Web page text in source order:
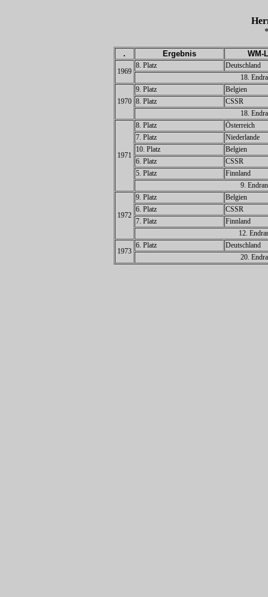
. Ergebnis WM-
1969
8. Platz
Deutschland
18.
1970
9. Platz
Belgien
8. Platz
CSSR
18.
1971
8. Platz
Österreich
7. Platz
Niederlande
10. Platz
Belgien
6. Platz
CSSR
5. Platz
Finnland
9.
1972
9. Platz
Belgien
6. Platz
CSSR
7. Platz
Finnland
12.
1973
6. Platz
Deutschland
20.